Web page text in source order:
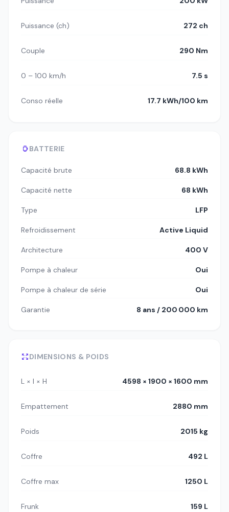
Puissance (ch) 272 ch
Couple 290 Nm
0 – 100 km/h 7.5 s
Conso réelle 17.7 kWh/100 km
BATTERIE
Capacité brute 68.8 kWh
Capacité nette 68 kWh
Type LFP
Refroidissement Active Liquid
Architecture 400 V
Pompe à chaleur Oui
Pompe à chaleur de série Oui
Garantie 8 ans / 200 000 km
DIMENSIONS & POIDS
L × l × H 4598 × 1900 × 1600 mm
Empattement 2880 mm
Poids 2015 kg
Coffre 492 L
Coffre max 1250 L
Frunk 159 L